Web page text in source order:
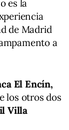
es la
de Madrid
a
El Encín,
los otros dos
Villa